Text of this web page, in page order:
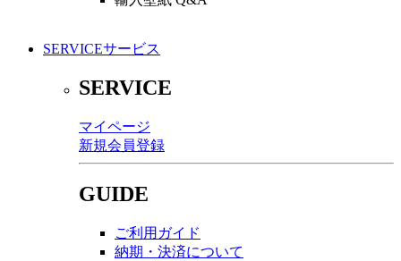
SERVICEサービス
SERVICE
マイページ
新規会員登録
GUIDE
ご利用ガイド
納期・決済について